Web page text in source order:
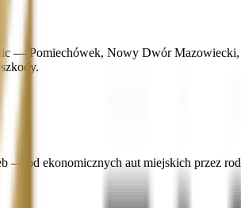
— Pomiechówek, Nowy Dwór Mazowiecki,
— od ekonomicznych aut miejskich przez